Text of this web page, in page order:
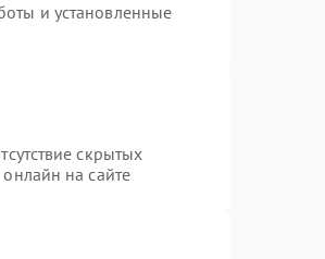
и установленные
скрытых
на сайте